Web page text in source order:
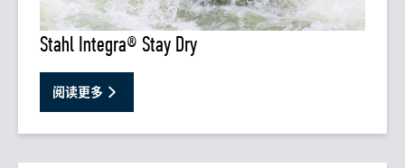
Stahl Integra® Stay Dry
阅读更多